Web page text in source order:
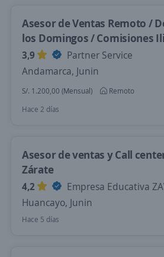
Asesor de Ventas Remoto /
los Domingos / Comisiones
3,9
Partner Service
Andamarca, Junin
S/. 1.200,00 (Mensual)
Remoto
Hace 2 días
Asesor de ventas y Call
Zárate
4,2
Empresa Educativa
Huancayo, Junin
Hace 5 días